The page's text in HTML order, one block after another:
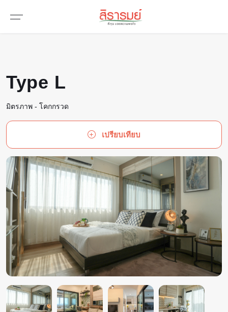
Type L
มิตรภาพ - โคกกรวด
เปรียบเทียบ